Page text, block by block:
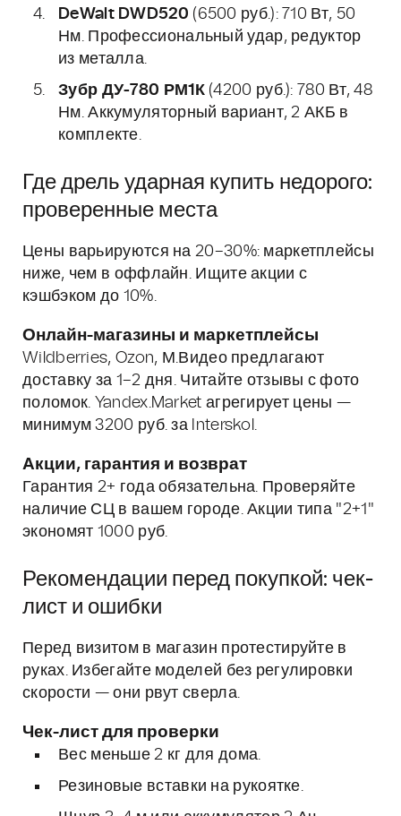
DeWalt DWD520 (6500 руб.): 710 Вт, 50
Нм. Профессиональный удар, редуктор
из металла.
Зубр ДУ-780 РМ1К(4200 руб.): 780 Вт, 48
Нм. Аккумуляторный вариант, 2 АКБ в
комплекте.
Где дрель ударная купить недорого:
проверенные места
Цены варьируются на 20–30%: маркетплейсы
ниже, чем в оффлайн. Ищите акции с
кэшбэком до 10%.
Онлайн-магазины и маркетплейсы
Wildberries, Ozon, М.Видео предлагают
доставку за 1–2 дня. Читайте отзывы с фото
поломок. Yandex.Market агрегирует цены —
минимум 3200 руб. за Interskol.
Акции, гарантия и возврат
Гарантия 2+ года обязательна. Проверяйте
наличие СЦ в вашем городе. Акции типа "2+1"
экономят 1000 руб.
Рекомендации перед покупкой: чек-
лист и ошибки
Перед визитом в магазин протестируйте в
руках. Избегайте моделей без регулировки
скорости — они рвут сверла.
Чек-лист для проверки
Вес меньше 2 кг для дома.
Резиновые вставки на рукоятке.